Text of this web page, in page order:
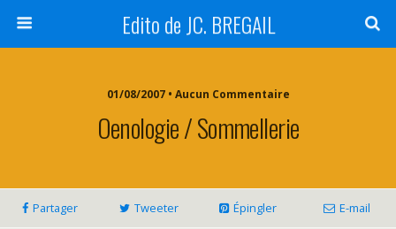
Edito de JC. BREGAIL
01/08/2007 • Aucun Commentaire
Oenologie / Sommellerie
Partager Tweeter Épingler E-mail